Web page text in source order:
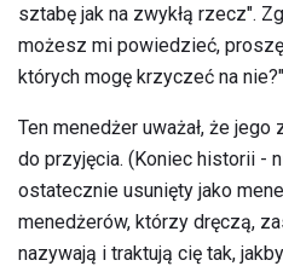
sztabę jak na zwykłą rzecz".
możesz mi powiedzieć,
których mogę krzyczeć na nie?"
Ten menedżer uważał, że jego
do przyjęcia. (Koniec historii -
ostatecznie usunięty jako
menedżerów, którzy dręczą,
nazywają i traktują cię tak,